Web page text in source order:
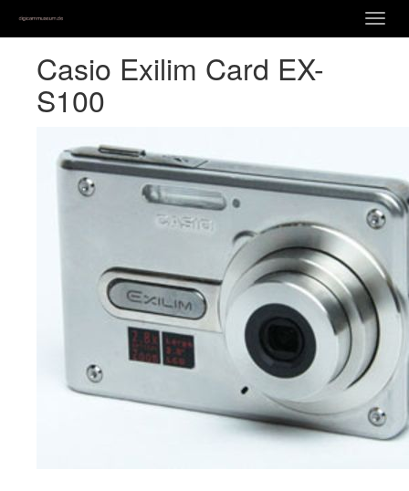
Casio Exilim Card EX-
S100